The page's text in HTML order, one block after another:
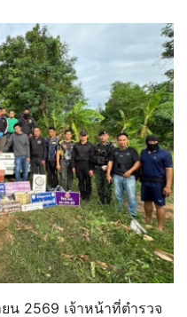
น 2569 เจ้าหน้าที่ตำรวจ